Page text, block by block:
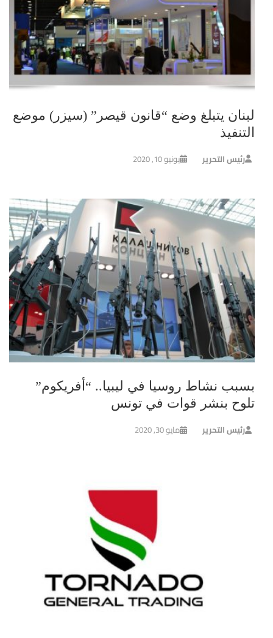
لبنان يتبلغ وضع “قانون قيصر” (سيزر) موضع
التنفيذ
رئيس التحرير يونيو 10, 2020
بسبب نشاط روسيا في ليبيا.. “أفريكوم”
تلوح بنشر قوات في تونس
رئيس التحرير مايو 30, 2020